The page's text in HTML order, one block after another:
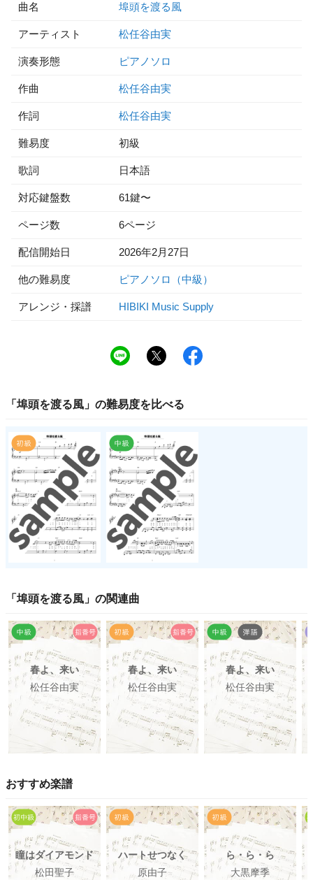
曲名 埠頭を渡る風
アーティスト 松任谷由実
演奏形態 ピアノソロ
作曲 松任谷由実
作詞 松任谷由実
難易度 初級
歌詞 日本語
対応鍵盤数 61鍵〜
ページ数 6ページ
配信開始日 2026年2月27日
他の難易度 ピアノソロ（中級）
アレンジ・採譜 HIBIKI Music Supply
「 埠頭を渡る風 」の難易度を比べる
「 埠頭を渡る風 」の関連曲
春よ、来い
松任谷由実
春よ、来い
松任谷由実
春よ、来い
松任谷由実
おすすめ楽譜
瞳はダイアモンド
松田聖子
ハートせつなく
原由子
ら・ら・ら
大黒摩季